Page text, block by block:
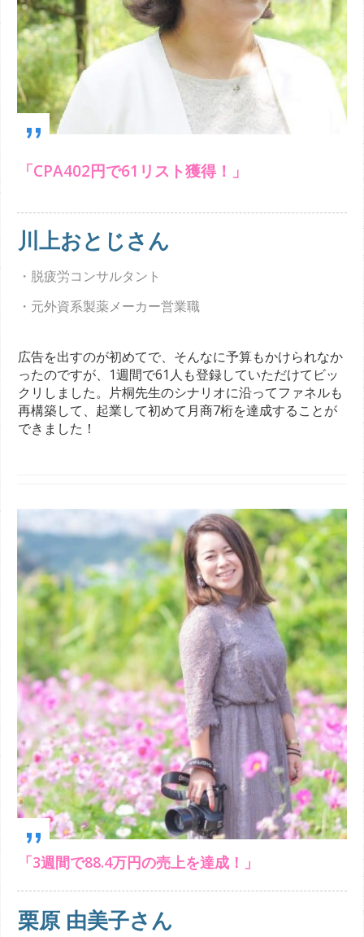
„
「CPA402円で61リスト獲得！」
川上おとじさん
・脱疲労コンサルタント
・元外資系製薬メーカー営業職
広告を出すのが初めてで、そんなに予算もかけられなか
ったのですが、1週間で61人も登録していただけてビッ
クリしました。片桐先生のシナリオに沿ってファネルも
再構築して、起業して初めて月商7桁を達成することが
できました！
„
「3週間で88.4万円の売上を達成！」
栗原 由美子さん